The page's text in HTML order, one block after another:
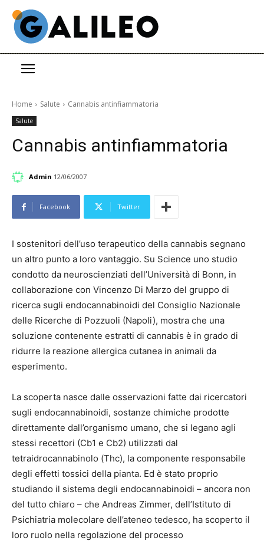
Home Salute Cannabis antinfiammatoria
Salute
Cannabis antinfiammatoria
Admin 12/06/2007
Facebook Twitter
I sostenitori dell’uso terapeutico della cannabis segnano
un altro punto a loro vantaggio. Su Science uno studio
condotto da neuroscienziati dell’Università di Bonn, in
collaborazione con Vincenzo Di Marzo del gruppo di
ricerca sugli endocannabinoidi del Consiglio Nazionale
delle Ricerche di Pozzuoli (Napoli), mostra che una
soluzione contenente estratti di cannabis è in grado di
ridurre la reazione allergica cutanea in animali da
esperimento.
La scoperta nasce dalle osservazioni fatte dai ricercatori
sugli endocannabinoidi, sostanze chimiche prodotte
direttamente dall’organismo umano, che si legano agli
stessi recettori (Cb1 e Cb2) utilizzati dal
tetraidrocannabinolo (Thc), la componente responsabile
degli effetti tossici della pianta. Ed è stato proprio
studiando il sistema degli endocannabinoidi – ancora non
del tutto chiaro – che Andreas Zimmer, dell’Istituto di
Psichiatria molecolare dell’ateneo tedesco, ha scoperto il
loro ruolo nella regolazione del processo